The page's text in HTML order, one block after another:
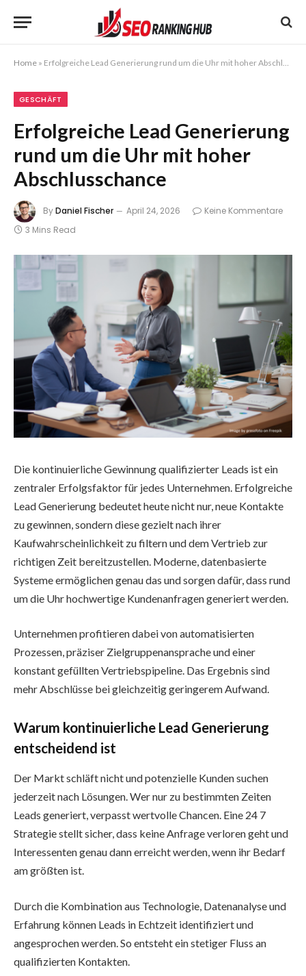
Home » Erfolgreiche Lead Generierung rund um die Uhr mit hoher Abschlusschance
GESCHÄFT
Erfolgreiche Lead Generierung
rund um die Uhr mit hoher
Abschlusschance
ByDaniel Fischer April 24, 2026
Keine Kommentare
3 Mins Read
Die kontinuierliche Gewinnung qualifizierter Leads ist ein
zentraler Erfolgsfaktor für jedes Unternehmen. Erfolgreiche
Lead Generierung bedeutet heute nicht nur, neue Kontakte
zu gewinnen, sondern diese gezielt nach ihrer
Kaufwahrscheinlichkeit zu filtern und dem Vertrieb zur
richtigen Zeit bereitzustellen. Moderne, datenbasierte
Systeme ermöglichen genau das und sorgen dafür, dass rund
um die Uhr hochwertige Kundenanfragen generiert werden.
Unternehmen profitieren dabei von automatisierten
Prozessen, präziser Zielgruppenansprache und einer
konstant gefüllten Vertriebspipeline. Das Ergebnis sind
mehr Abschlüsse bei gleichzeitig geringerem Aufwand.
Warum kontinuierliche Lead Generierung
entscheidend ist
Der Markt schläft nicht und potenzielle Kunden suchen
jederzeit nach Lösungen. Wer nur zu bestimmten Zeiten
Leads generiert, verpasst wertvolle Chancen. Eine 24 7
Strategie stellt sicher, dass keine Anfrage verloren geht und
Interessenten genau dann erreicht werden, wenn ihr Bedarf
am größten ist.
Durch die Kombination aus Technologie, Datenanalyse und
Erfahrung können Leads in Echtzeit identifiziert und
angesprochen werden. So entsteht ein stetiger Fluss an
qualifizierten Kontakten.